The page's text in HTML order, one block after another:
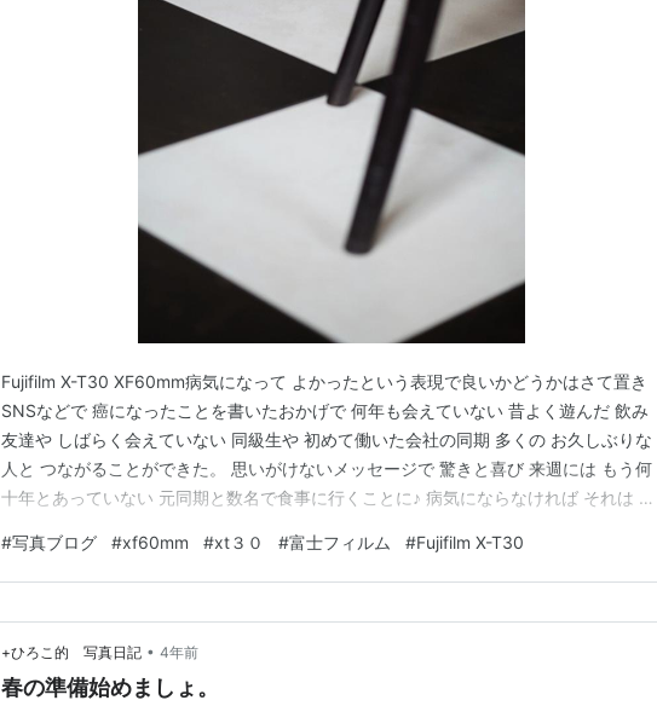
Fujifilm X-T30 XF60mm病気になって よかったという表現で良いかどうかはさて置き
SNSなどで 癌になったことを書いたおかげで 何年も会えていない 昔よく遊んだ 飲み
友達や しばらく会えていない 同級生や 初めて働いた会社の同期 多くの お久しぶりな
人と つながることができた。 思いがけないメッセージで 驚きと喜び 来週には もう何
十年とあっていない 元同期と数名で食事に行くことに♪ 病気にならなければ それは 癌
クトは 大きい。 癌といえば いまだに 「死」という文字がよぎりがち。 乳がんの生…
#写真ブログ #xf60mm #xt３０ #富士フィルム #Fujifilm X-T30
+ひろこ的 写真日記 • 4年前
春の準備始めましょ。